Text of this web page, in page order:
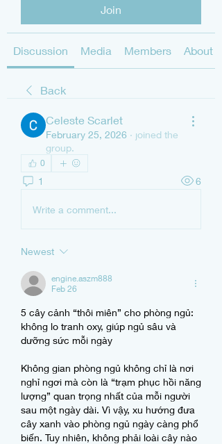
Join
Discussion Media Members About
Back
Celeste Scarlet
February 25, 2026 · joined the
group.
0
1 6
Write a comment...
Newest
engine.aszm888
Feb 26
5 cây cảnh “thôi miên” cho phòng ngủ:
không lo tranh oxy, giúp ngủ sâu và
dưỡng sức mỗi ngày
Không gian phòng ngủ không chỉ là nơi
nghỉ ngơi mà còn là “trạm phục hồi năng
lượng” quan trọng nhất của mỗi người
sau một ngày dài. Vì vậy, xu hướng đưa
cây xanh vào phòng ngủ ngày càng phổ
biến. Tuy nhiên, không phải loài cây nào